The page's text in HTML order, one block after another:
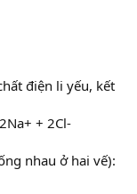
điện li yếu, kết
+ 2Cl-
nhau ở hai vế):